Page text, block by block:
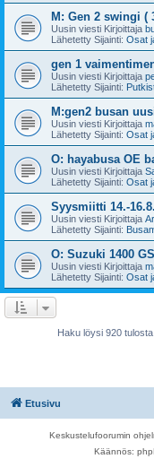
M: Gen 2 swingi (
Uusin viesti Kirjoittaja
Lähetetty Sijainti: Osat
gen 1
Uusin viesti Kirjoittaja
Lähetetty Sijainti:
M:gen2 busan
Uusin viesti Kirjoittaja
Lähetetty Sijainti: Osat
O: hayabusa OE
Uusin viesti Kirjoittaja
Lähetetty Sijainti: Osat
Syysmiitti 14.-
Uusin viesti Kirjoittaja
Lähetetty Sijainti:
O: Suzuki 1400
Uusin viesti Kirjoittaja
Lähetetty Sijainti: Osat
Haku löysi 920 tulosta
Etusivu
Keskustelufoorumin
Käännös: